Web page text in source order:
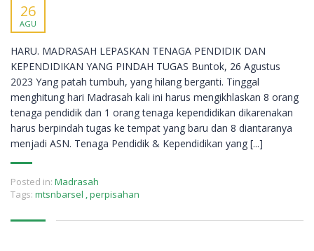
26
AGU
HARU. MADRASAH LEPASKAN TENAGA PENDIDIK DAN
KEPENDIDIKAN YANG PINDAH TUGAS Buntok, 26 Agustus
2023 Yang patah tumbuh, yang hilang berganti. Tinggal
menghitung hari Madrasah kali ini harus mengikhlaskan 8 orang
tenaga pendidik dan 1 orang tenaga kependidikan dikarenakan
harus berpindah tugas ke tempat yang baru dan 8 diantaranya
menjadi ASN. Tenaga Pendidik & Kependidikan yang [...]
Posted in: Madrasah
Tags: mtsnbarsel ,perpisahan